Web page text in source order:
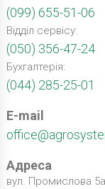
(099) 655-51-06
Відділ сервісу:
(050) 356-47-24
Бухгалтерія:
(044) 285-25-01
E-mail
Адреса
вул. Промислова